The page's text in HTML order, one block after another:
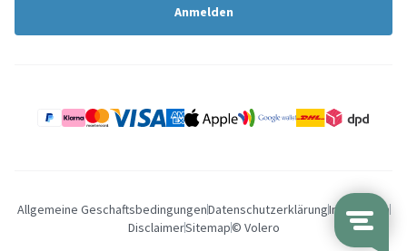
Anmelden
Allgemeine GeschaftsbedingungenDatenschutzerklärungImpressum
DisclaimerSitemap© Volero